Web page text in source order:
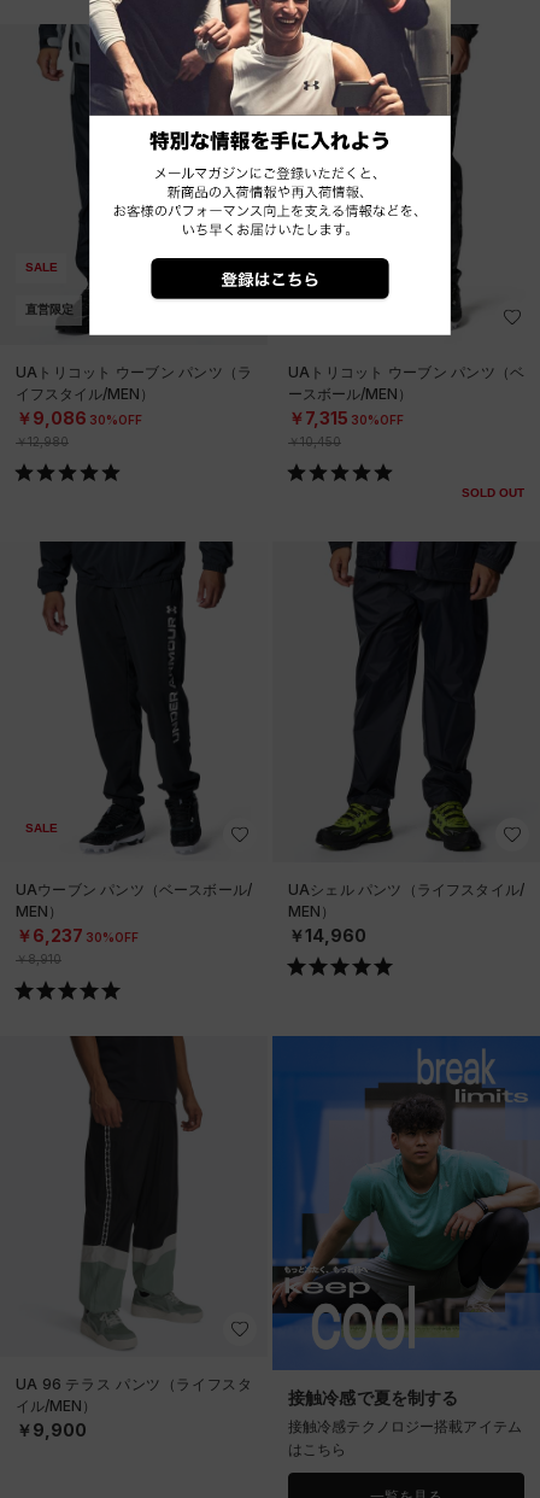
SALE
直営限定
UAトリコット ウーブン パンツ（ラ
イフスタイル/MEN）
￥9,086 30%OFF
￥12,980
UAトリコット ウーブン パンツ（ベ
ースボール/MEN）
￥7,315 30%OFF
￥10,450
SOLD OUT
SALE
UAウーブン パンツ（ベースボール/
MEN）
￥6,237 30%OFF
￥8,910
UAシェル パンツ（ライフスタイル/
MEN）
￥14,960
UA 96 テラス パンツ（ライフスタ
イル/MEN）
￥9,900
接触冷感で夏を制する
接触冷感テクノロジー搭載アイテム
はこちら